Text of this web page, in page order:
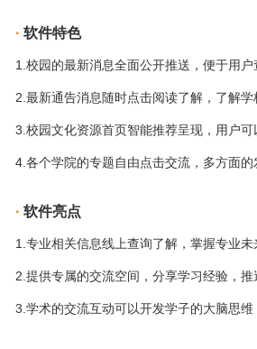
软件特色
1.校园的最新消息全面公开推送，便于用户
2.最新通告消息随时点击阅读了解，了解学
3.校园文化资源首页智能推荐呈现，用户
4.各个学院的专题自由点击交流，多方面
软件亮点
1.专业相关信息线上查询了解，掌握专业未
2.提供专属的交流空间，分享学习经验，
3.学术的交流互动可以开发学子的大脑思